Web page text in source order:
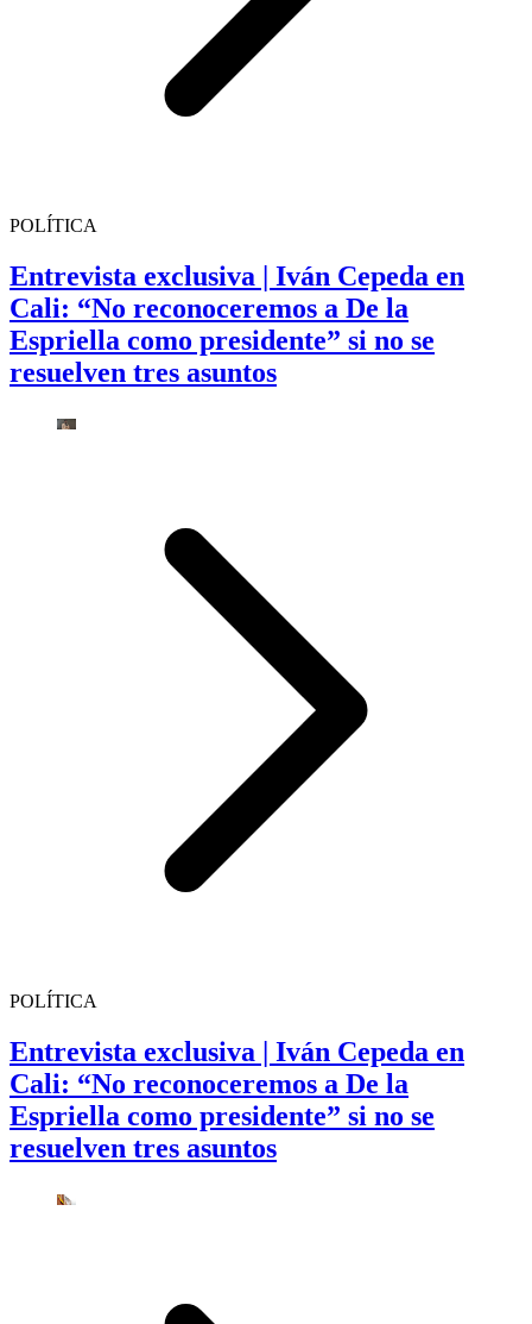
POLÍTICA
Entrevista exclusiva | Iván Cepeda en
Cali: “No reconoceremos a De la
Espriella como presidente” si no se
resuelven tres asuntos
POLÍTICA
Entrevista exclusiva | Iván Cepeda en
Cali: “No reconoceremos a De la
Espriella como presidente” si no se
resuelven tres asuntos